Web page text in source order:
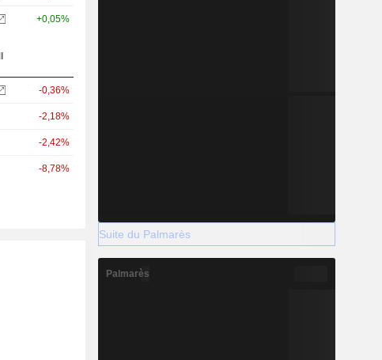
+0,05%
-0,36%
-2,18%
-2,42%
-8,78%
Suite du Palmarès
Palmarès